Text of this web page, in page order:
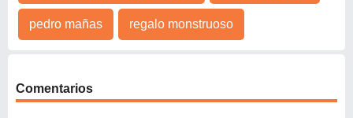
pedro mañas regalo monstruoso
Comentarios